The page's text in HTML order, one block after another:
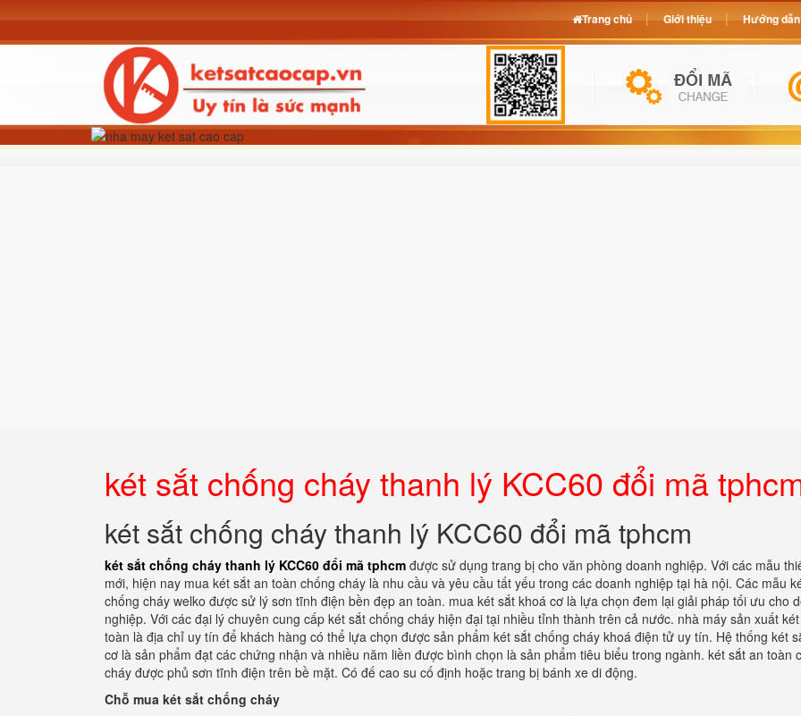
két sắt chống cháy thanh lý KCC60 đổi mã
két sắt chống cháy thanh lý KCC60 đổi mã tphcm
két sắt chống cháy thanh lý KCC60 đổi mã tphcm được sử dụng trang bị cho văn phòng doanh nghiệp. Với các mẫu
mới, hiện nay mua két sắt an toàn chống cháy là nhu cầu và yêu cầu tất yếu trong các doanh nghiệp tại hà nội. Các mẫu
chống cháy welko được sử lý sơn tĩnh điện bền đẹp an toàn. mua két sắt khoá cơ là lựa chọn đem lại giải pháp tối ưu cho
nghiệp. Với các đại lý chuyên cung cấp két sắt chống cháy hiện đại tại nhiều tỉnh thành trên cả nước. nhà máy sản xuất
toàn là địa chỉ uy tín để khách hàng có thể lựa chọn được sản phẩm két sắt chống cháy khoá điện tử uy tín. Hệ thống két
cơ là sản phẩm đạt các chứng nhận và nhiều năm liền được bình chọn là sản phẩm tiêu biểu trong ngành. két sắt an toàn
cháy được phủ sơn tĩnh điện trên bề mặt. Có đế cao su cố định hoặc trang bị bánh xe di động.
Chỗ mua két sắt chống cháy
Trang chủ Giới thiệu Hướng